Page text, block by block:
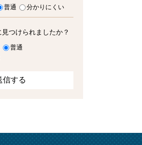
普通 分かりにくい
つけられましたか？
普通